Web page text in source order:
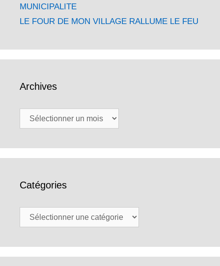
MUNICIPALITE
LE FOUR DE MON VILLAGE RALLUME LE FEU
Archives
Archives
Catégories
Catégories